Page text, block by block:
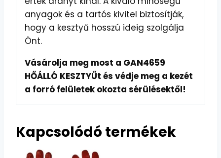
anyagok és a tartós kivitel biztosítják,
hogy a kesztyű hosszú ideig szolgálja
Önt.
Vásárolja meg most a GAN4659
HŐÁLLÓ KESZTYŰt és védje meg a kezét
a forró felületek okozta sérülésektől!
Kapcsolódó termékek